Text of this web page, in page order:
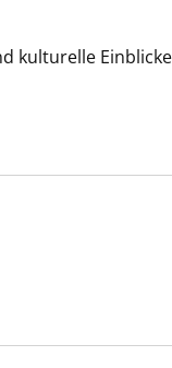
kulturelle